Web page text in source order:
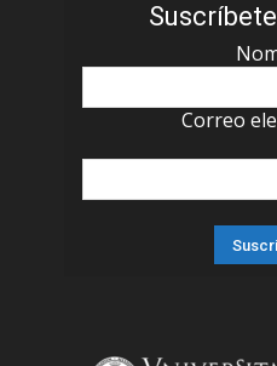
Correo